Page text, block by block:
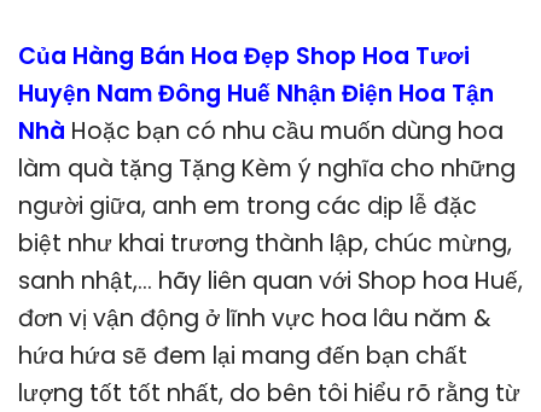
Của Hàng Bán Hoa Đẹp Shop Hoa Tươi
Huyện Nam Đông Huế Nhận Điện Hoa Tận
Nhà Hoặc bạn có nhu cầu muốn dùng hoa
làm quà tặng Tặng Kèm ý nghĩa cho những
người giữa, anh em trong các dịp lễ đặc
biệt như khai trương thành lập, chúc mừng,
sanh nhật,… hãy liên quan với Shop hoa Huế,
đơn vị vận động ở lĩnh vực hoa lâu năm &
hứa hứa sẽ đem lại mang đến bạn chất
lượng tốt tốt nhất, do bên tôi hiểu rõ rằng từ